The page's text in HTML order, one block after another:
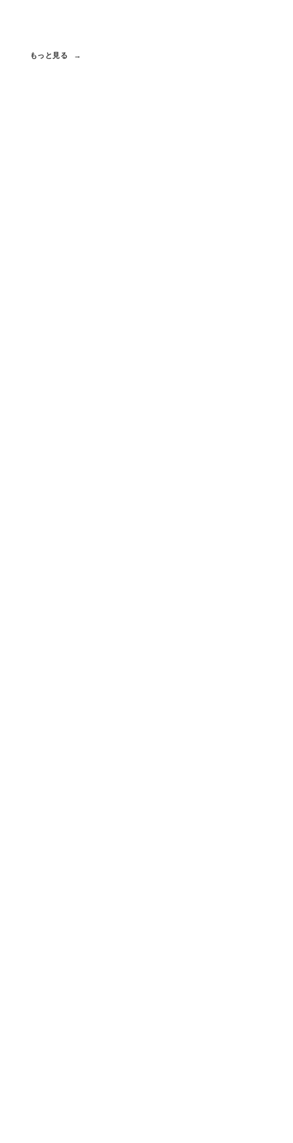
もっと見る